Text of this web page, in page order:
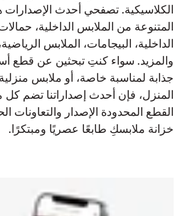
الكلاسيكية. تصفحي أحدث الإصدارات
المتنوعة من الملابس الداخلية،
الداخلية، البيجامات، الملابس
والمزيد. سواء كنتِ تبحثين عن قطع
جذابة لمناسبة خاصة، أو ملابس
المنزل، فإن أحدث إصداراتنا تضم كل
القطع المحدودة الإصدار
خزانة ملابسكِ طابعًا عصريًا ومبتكرًا.